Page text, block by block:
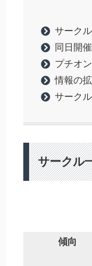
サーク
同日開
プチオ
情報の
サーク
サークル
傾向